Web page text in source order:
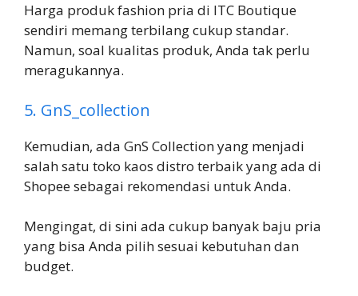
Harga produk fashion pria di ITC Boutique
sendiri memang terbilang cukup standar.
Namun, soal kualitas produk, Anda tak perlu
meragukannya.
5. GnS_collection
Kemudian, ada GnS Collection yang menjadi
salah satu toko kaos distro terbaik yang ada di
Shopee sebagai rekomendasi untuk Anda.
Mengingat, di sini ada cukup banyak baju pria
yang bisa Anda pilih sesuai kebutuhan dan
budget.